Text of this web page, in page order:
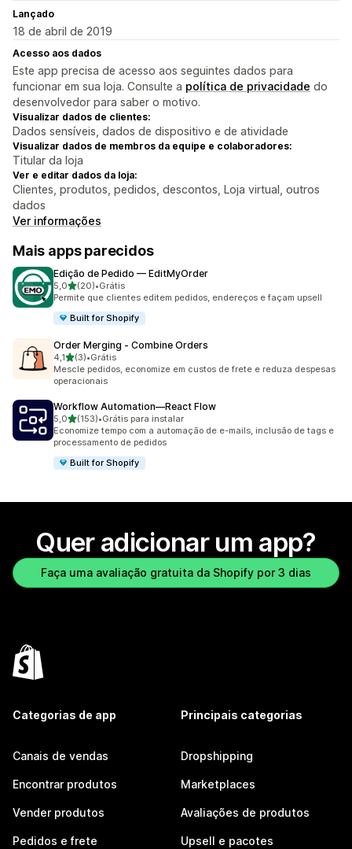
Lançado
18 de abril de 2019
Acesso aos dados
Este app precisa de acesso aos seguintes dados para
funcionar em sua loja. Consulte a política de privacidade do
desenvolvedor para saber o motivo.
Visualizar dados de clientes:
Dados sensíveis, dados de dispositivo e de atividade
Visualizar dados de membros da equipe e colaboradores:
Titular da loja
Ver e editar dados da loja:
Clientes, produtos, pedidos, descontos, Loja virtual, outros
dados
Ver informações
Mais apps parecidos
Edição de Pedido — EditMyOrder
5,0de 5 estrelas
(20)
20 avaliações ao todo
•Grátis
Permite que clientes editem pedidos, endereços e façam upsell
Built for Shopify
Order Merging ‑ Combine Orders
4,1de 5 estrelas
(3)
3 avaliações ao todo
•Grátis
Mescle pedidos, economize em custos de frete e reduza despesas
operacionais
Workflow Automation—React Flow
5,0de 5 estrelas
(153)
153 avaliações ao todo
•Grátis para instalar
Economize tempo com a automação de e-mails, inclusão de tags e
processamento de pedidos
Built for Shopify
Quer adicionar um app?
Faça uma avaliação gratuita da Shopify por 3 dias
Categorias de app
Canais de vendas
Encontrar produtos
Vender produtos
Pedidos e frete
Principais categorias
Dropshipping
Marketplaces
Avaliações de produtos
Upsell e pacotes